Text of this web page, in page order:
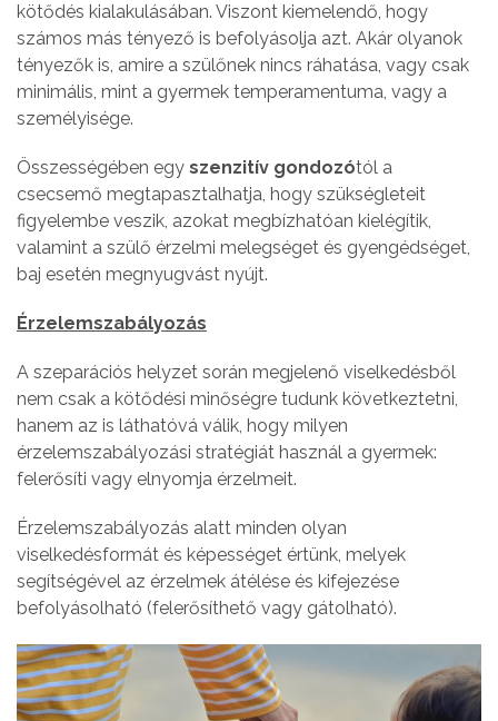
kötődés kialakulásában. Viszont kiemelendő, hogy
számos más tényező is befolyásolja azt. Akár olyanok
tényezők is, amire a szülőnek nincs ráhatása, vagy csak
minimális, mint a gyermek temperamentuma, vagy a
személyisége.
Összességében egy szenzitív gondozótól a
csecsemő megtapasztalhatja, hogy szükségleteit
figyelembe veszik, azokat megbízhatóan kielégítik,
valamint a szülő érzelmi melegséget és gyengédséget,
baj esetén megnyugvást nyújt.
Érzelemszabályozás
A szeparációs helyzet során megjelenő viselkedésből
nem csak a kötődési minőségre tudunk következtetni,
hanem az is láthatóvá válik, hogy milyen
érzelemszabályozási stratégiát használ a gyermek:
felerősíti vagy elnyomja érzelmeit.
Érzelemszabályozás alatt minden olyan
viselkedésformát és képességet értünk, melyek
segítségével az érzelmek átélése és kifejezése
befolyásolható (felerősíthető vagy gátolható).